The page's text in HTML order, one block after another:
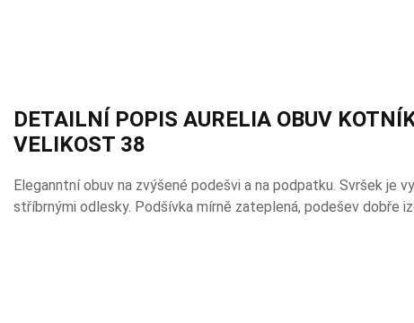
DETAILNÍ POPIS AURELIA OBUV
VELIKOST 38
Eleganntní obuv na zvýšené podešvi a na podpatku. Svršek je
stříbrnými odlesky. Podšívka mírně zateplená, podešev dobře